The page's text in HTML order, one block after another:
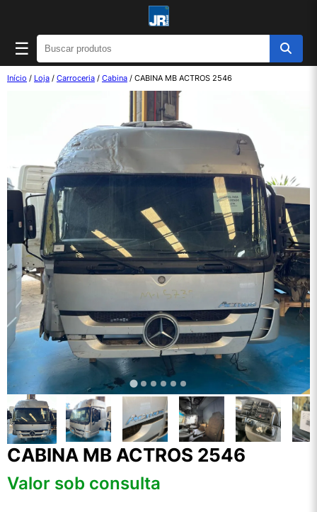
☰
Início / Loja / Carroceria / Cabina / CABINA MB ACTROS 2546
CABINA MB ACTROS 2546
Valor sob consulta